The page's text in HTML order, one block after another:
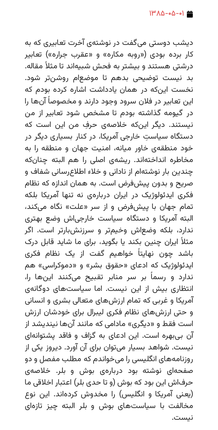
۱۳۸۵-۰۵-۰۱
دیشب دوستی می‌گفت در نوشته‌ی آخرت تعابیری که به
کار برده بودی («روبه مکاره» و «عقرب جراره») تعابیر
درشتی هستند و بیشتر به فحش شبیه‌اند تا مثلاً مقاله.
بد نیست توضیحی بدهم تا موضع‌ام روشن‌تر شود.
نخست این‌که در همان یادداشت اشاره کرده بودم که
این تعابیر در فلان سرود وجود دارند و مخصوصاً آن‌ها را
در گیومه گذاشته بودم تا مشخص شود تعابیر از من
نیستند. دیگر این‌که خلاصه‌ی حرفِ من این است که
دستگاه سیاستِ خارجی آمریکا، در کنار بسیاری دیگر در
خود منطقه‌ی خاور میانه، امنیت جهان و منطقه را به
مخاطره انداخته‌اند. ریشه‌ی اصلی را هم البته چنان‌که
چندین بار نوشته‌ام از نادانی و خلاء اطلاع‌رسانی شفاف و
صریح و بدون پیش‌فرض است. به همان اندازه که نظام
فکری ایدئولوژیک در ایران درباره‌ی نه تنها آمریکا بلکه
تمام جهان با پیش‌فرض و از سر «علت» نگاه می‌کند،
البته آمریکا و دستگاه سیاست‌ خارجی‌اش وضع بهتری
ندارد، بلکه وضع‌اش وخیم‌تر و سرزنش‌بارتر است. اگر
مثلاً‌ ایران چنین بکند یا بگوید، برای ما شاید قابل درک
باشد چون نهایتاً‌ خواهیم گفت از یک نظام فکری
ایدئولوژیک که ادعای «حقوق بشر» و «دموکراسی» هم
ندارد و رسماً بر سر منابر تقبیح می‌کنند این‌ها را،
انتظاری بیش از این نیست. اما سیاست‌های دوگانه‌ی
آمریکا و غربی که تمام ارزش‌های متعالی بشری و انسانی
و حتی ارزش‌های نظام فکری لیبرال برای خودشان ارزش
است فقط و «دیگری» مادامی که مانند آن‌ها نیندیشد از
آن بی‌بهره است. این ادعای به گزاف و فاقد پشتوانه‌ای
نیست. شواهد بسیار می‌توان برای آن آورد. دیروز یکی از
روزنامه‌های انگلیسی را می‌خواندم که مطلب مفصل و دو
صفحه‌ای نوشته بود درباره‌ی بوش و بلر. خلاصه‌ی
حرف‌اش این بود که بوش (و تا حدی بلر) اعتبار اخلاقی ما
(یعنی آمریکا و انگلیس) را مخدوش کرده‌اند. این نوع
مخالفت با سیاست‌های بوش و بلر البته چیز تازه‌ای
نیست.